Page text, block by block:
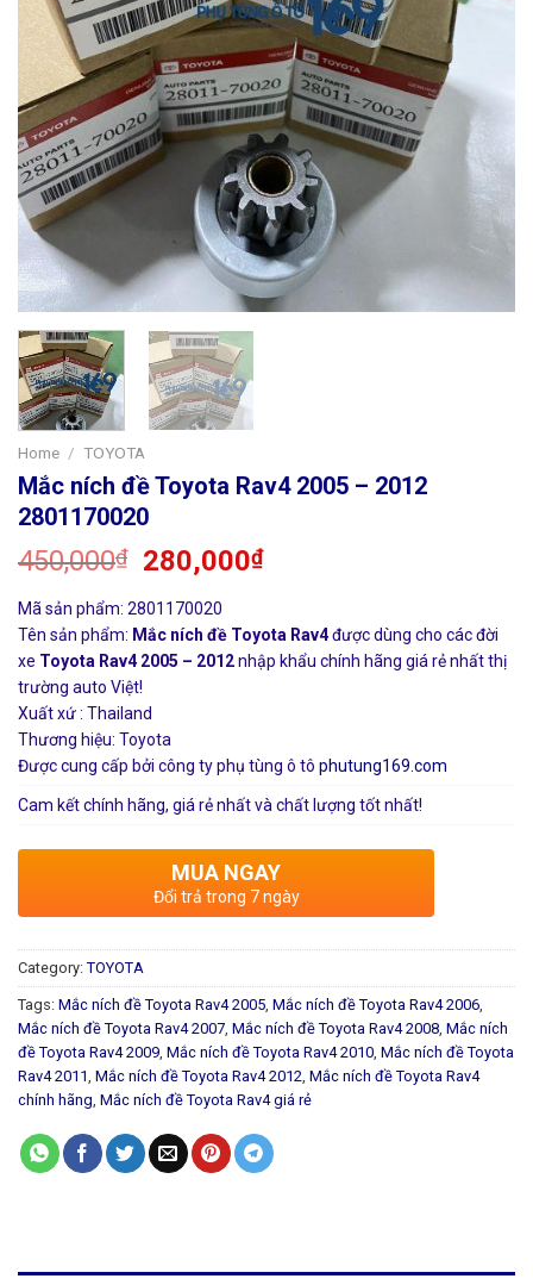
Home / TOYOTA
Mắc ních đề Toyota Rav4 2005 – 2012
2801170020
450,000₫ 280,000₫
Mã sản phẩm: 2801170020
Tên sản phẩm: Mắc ních đề Toyota Rav4được dùng cho các đời
xe Toyota Rav4 2005 – 2012nhập khẩu chính hãng giá rẻ nhất thị
trường auto Việt!
Xuất xứ : Thailand
Thương hiệu: Toyota
Được cung cấp bởi công ty phụ tùng ô tô phutung169.com
Cam kết chính hãng, giá rẻ nhất và chất lượng tốt nhất!
MUA NGAY
Đổi trả trong 7 ngày
Category: TOYOTA
Tags: Mắc ních đề Toyota Rav4 2005, Mắc ních đề Toyota Rav4 2006,
Mắc ních đề Toyota Rav4 2007, Mắc ních đề Toyota Rav4 2008, Mắc ních
đề Toyota Rav4 2009, Mắc ních đề Toyota Rav4 2010, Mắc ních đề Toyota
Rav4 2011, Mắc ních đề Toyota Rav4 2012, Mắc ních đề Toyota Rav4
chính hãng, Mắc ních đề Toyota Rav4 giá rẻ